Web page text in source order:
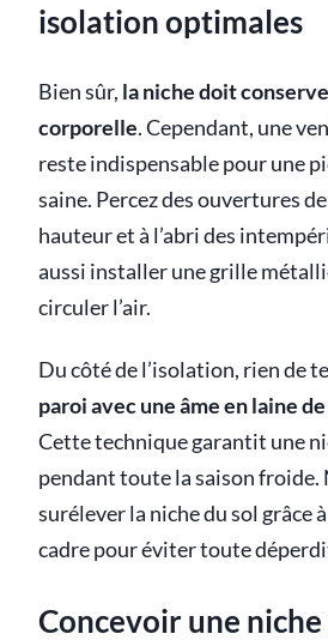
isolation optimales
Bien sûr, la niche doit
corporelle. Cependant, une
reste indispensable pour une
saine. Percez des ouvertures
hauteur et à l’abri des
aussi installer une grille
circuler l’air.
Du côté de l’isolation, rien de
paroi avec une âme en laine
Cette technique garantit une
pendant toute la saison froide.
surélever la niche du sol grâce
cadre pour éviter toute
Concevoir une